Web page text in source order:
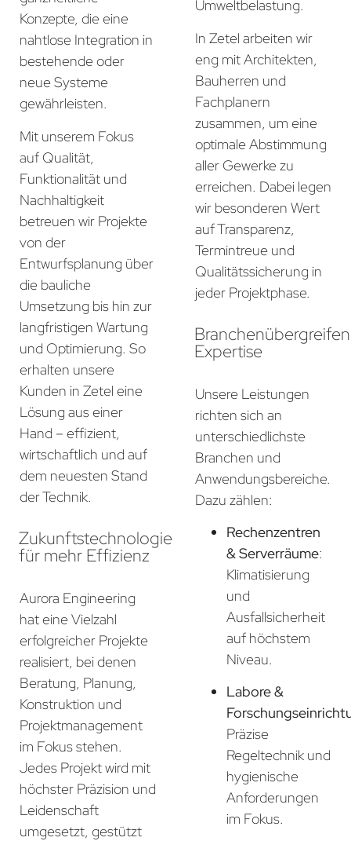
Konzepte, die eine
nahtlose Integration in
bestehende oder
neue Systeme
gewährleisten.
Mit unserem Fokus
auf Qualität,
Funktionalität und
Nachhaltigkeit
betreuen wir Projekte
von der
Entwurfsplanung über
die bauliche
Umsetzung bis hin zur
langfristigen Wartung
und Optimierung. So
erhalten unsere
Kunden in Zetel eine
Lösung aus einer
Hand – effizient,
wirtschaftlich und auf
dem neuesten Stand
der Technik.
Zukunftstechnologie
für mehr Effizienz
Aurora Engineering
hat eine Vielzahl
erfolgreicher Projekte
realisiert, bei denen
Beratung, Planung,
Konstruktion und
Projektmanagement
im Fokus stehen.
Jedes Projekt wird mit
höchster Präzision und
Leidenschaft
umgesetzt, gestützt
Umweltbelastung.
In Zetel arbeiten wir
eng mit Architekten,
Bauherren und
Fachplanern
zusammen, um eine
optimale Abstimmung
aller Gewerke zu
erreichen. Dabei legen
wir besonderen Wert
auf Transparenz,
Termintreue und
Qualitätssicherung in
jeder Projektphase.
Expertise
Unsere Leistungen
richten sich an
unterschiedlichste
Branchen und
Anwendungsbereiche.
Dazu zählen:
Rechenzentren
& Serverräume:
Klimatisierung
und
Ausfallsicherheit
auf höchstem
Niveau.
Labore &
Präzise
Regeltechnik und
hygienische
Anforderungen
im Fokus.